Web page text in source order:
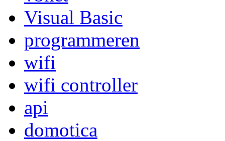
Visual Basic
programmeren
wifi
wifi controller
api
domotica